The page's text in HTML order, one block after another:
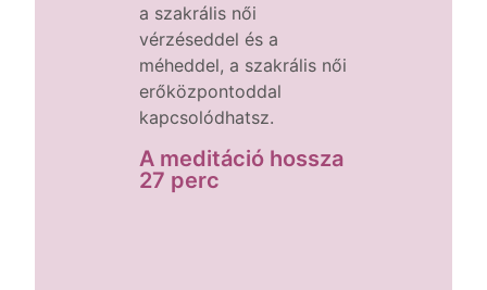
a szakrális női
vérzéseddel és a
méheddel, a szakrális női
erőközpontoddal
kapcsolódhatsz.
A meditáció hossza
27 perc